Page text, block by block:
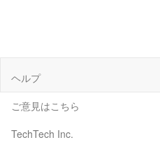
ヘルプ
ご意見はこちら
TechTech Inc.